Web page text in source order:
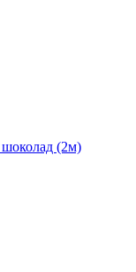
(2м)